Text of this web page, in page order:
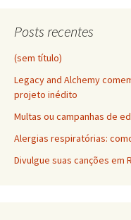
Posts recentes
(sem título)
Legacy and Alchemy
projeto inédito
Multas ou campanhas de
Alergias respiratórias:
Divulgue suas canções em